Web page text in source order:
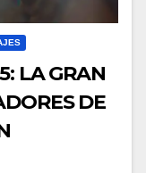
LA GRAN
DE